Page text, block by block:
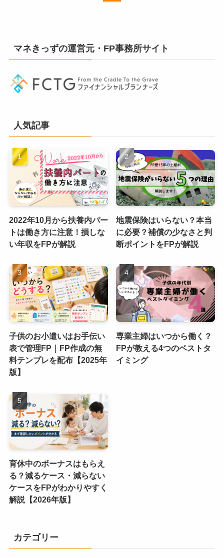
マネきっずの運営元・FP事務所サイト
人気記事
2022年10月から扶養内パー
トは働き方に注意！損しな
い年収をFPが解説
地震保険はいらない？本当
に必要？補償の少なさと判
断ポイントをFPが解説
子供のお小遣いはお手伝い
表で管理FP｜FP作成の無
料テンプレを配布【2025年
版】
専業主婦はいつから働く？
FPが教える4つのベストタ
イミング
育休中のボーナスはもらえ
る？減るケース・減らない
ケースをFPがわかりやすく
解説【2026年版】
カテゴリー